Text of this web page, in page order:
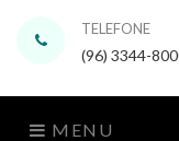
TELEFONE
(96) 3344-
MENU